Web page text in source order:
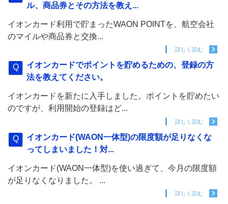
ル、商品券とその方法を教え...
イオンカード利用で貯まったWAON POINTを、航空会社
のマイルや商品券と交換...
詳しく読む
イオンカードでポイントを貯めるための、登録の方
法を教えてください。
イオンカードを新たに入手しました。ポイントを貯めたい
のですが、利用開始の登録はど...
詳しく読む
イオンカード(WAON一体型)の限度額が足りなくな
ってしまいました！対...
イオンカード(WAON一体型)を使い過ぎて、今月の限度額
が足りなくなりました。 ...
詳しく読む